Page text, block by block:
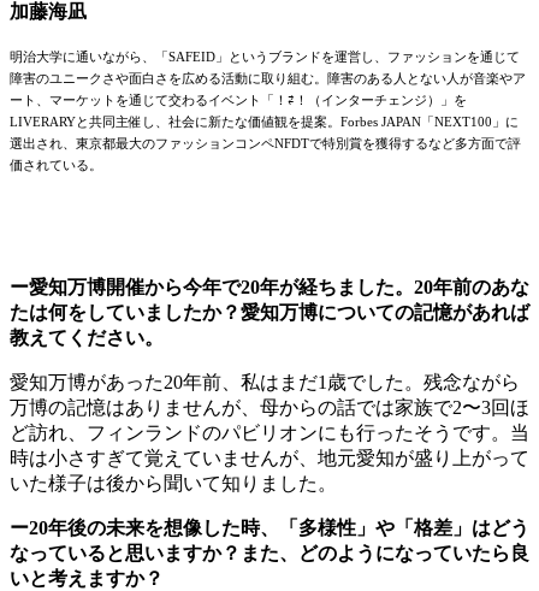
加藤海凪
明治大学に通いながら、「SAFEID」というブランドを運営し、ファッションを通じて
障害のユニークさや面白さを広める活動に取り組む。障害のある人とない人が音楽やア
ート、マーケットを通じて交わるイベント「！⇄！（インターチェンジ）」を
LIVERARYと共同主催し、社会に新たな価値観を提案。Forbes JAPAN「NEXT100」に
選出され、東京都最大のファッションコンペNFDTで特別賞を獲得するなど多方面で評
価されている。
ー愛知万博開催から今年で20年が経ちました。20年前のあな
たは何をしていましたか？愛知万博についての記憶があれば
教えてください。
愛知万博があった20年前、私はまだ1歳でした。残念ながら
万博の記憶はありませんが、母からの話では家族で2〜3回ほ
ど訪れ、フィンランドのパビリオンにも行ったそうです。当
時は小さすぎて覚えていませんが、地元愛知が盛り上がって
いた様子は後から聞いて知りました。
ー20年後の未来を想像した時、「多様性」や「格差」はどう
なっていると思いますか？また、どのようになっていたら良
いと考えますか？